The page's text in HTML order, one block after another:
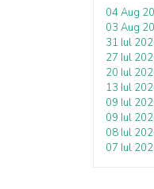
04 Aug
03 Aug
31 Iul
27 Iul
20 Iul
13 Iul
09 Iul
09 Iul
08 Iul
07 Iul